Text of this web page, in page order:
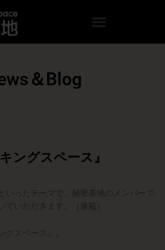
＆Blog
ングスペース』
いったテーマで、秘密基地のメンバーで
ていただきます。［連載］
グスペース』。